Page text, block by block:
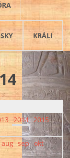
KRÁLI
2014 2015
aug sep okt